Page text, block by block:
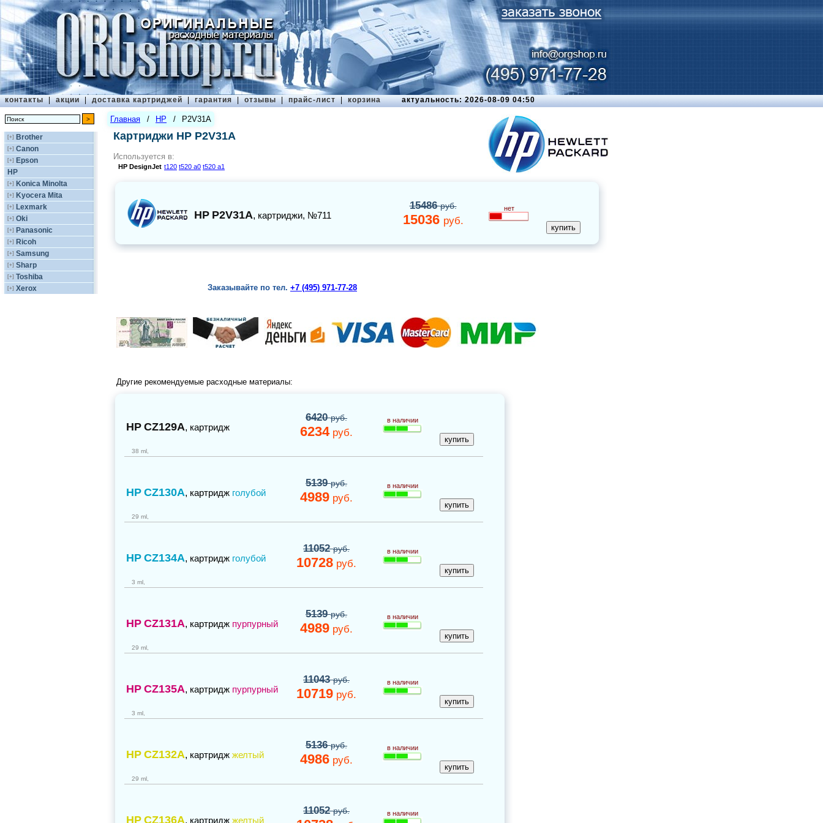
контакты | акции | доставка картриджей | гарантия | отзывы | прайс-лист | корзина актуальность: 2026-08-09 04:50
[+] Brother
[+] Canon
[+] Epson
HP
[+] Konica Minolta
[+] Kyocera Mita
[+] Lexmark
[+] Oki
[+] Panasonic
[+] Ricoh
[+] Samsung
[+] Sharp
[+] Toshiba
[+] Xerox
Главная / HP / P2V31A
Картриджи HP P2V31A
Используется в:
HP DesignJet t120 t520 a0 t520 a1
HP P2V31A, картриджи, №711
15486руб.
15036 руб.
нет
Заказывайте по тел. +7 (495) 971-77-28
Другие рекомендуемые расходные материалы:
HP CZ129A, картридж
6420руб.
6234руб.
в наличии
38 ml,
HP CZ130A, картридж голубой
5139руб.
4989 руб.
в наличии
29 ml,
HP CZ134A, картридж голубой
11052руб.
10728 руб.
в наличии
3 ml,
HP CZ131A, картридж пурпурный
5139руб.
4989 руб.
в наличии
29 ml,
HP CZ135A, картридж пурпурный
11043руб.
10719 руб.
в наличии
3 ml,
HP CZ132A, картридж желтый
5136руб.
4986 руб.
в наличии
29 ml,
HP CZ136A, картридж желтый
11052руб. в наличии